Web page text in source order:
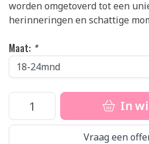
worden omgetoverd tot een
herinneringen en schattige
Maat: *
In
Vraag een